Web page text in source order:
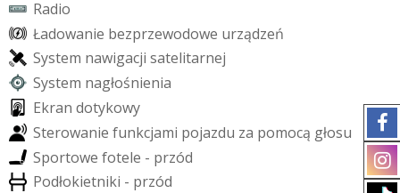
Radio
Ładowanie bezprzewodowe urządzeń
System nawigacji satelitarnej
System nagłośnienia
Ekran dotykowy
Sterowanie funkcjami pojazdu za pomocą głosu
Sportowe fotele - przód
Podłokietniki - przód